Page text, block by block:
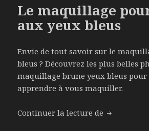
Le maquillage
aux yeux bleus
Envie de tout savoir sur le
bleus ? Découvrez les plus belles
maquillage brune yeux bleus pour
apprendre à vous maquiller.
Continuer la lecture de Le